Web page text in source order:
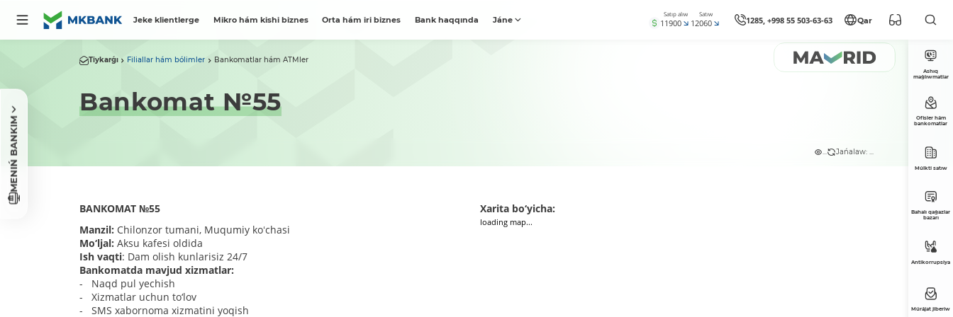
Jeke klientlerge Mikro hám kishi biznes Orta hám iri biznes Bank haqqında Jáne
Satıp alıw
11900
Satıw
12060 1285, +998 55 503-63-63 Qar
MENIŃ BANKIM
Tiykarǵı Filiallar hám bólimler Bankomatlar hám ATMler
Bankomat №55
... Jańalaw: ...
BANKOMAT №55
Manzil: Chilonzor tumani, Muqumiy koʻchasi
Mo‘ljal: Aksu kafesi oldida
Ish vaqti: Dam olish kunlarisiz 24/7
Bankomatda mavjud xizmatlar:
- Naqd pul yechish
- Xizmatlar uchun to‘lov
- SMS xabornoma xizmatini yoqish
Xarita bo‘yicha:
loading map...
Ashıq
maǵlıwmatlar
Ofisler hám
bankomatlar
Múlkti satıw
Bahalı qaǵazlar
bazarı
Antikorrupsiya
Múrájat jiberiw